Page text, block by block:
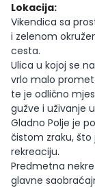
Lokacija:
Vikendica sa
i zelenom
cesta.
Ulica u kojoj se
vrlo malo
te je odlično
gužve i uživanje
Gladno Polje je
čistom zraku,
rekreaciju.
Predmetna
glavne